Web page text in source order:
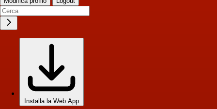
Installa la Web App